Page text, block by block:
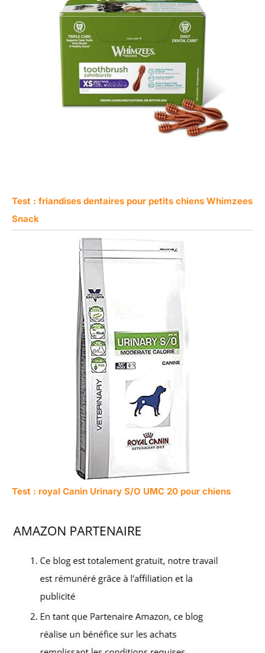
Test : friandises dentaires pour petits chiens Whimzees
Snack
Test : royal Canin Urinary S/O UMC 20 pour chiens